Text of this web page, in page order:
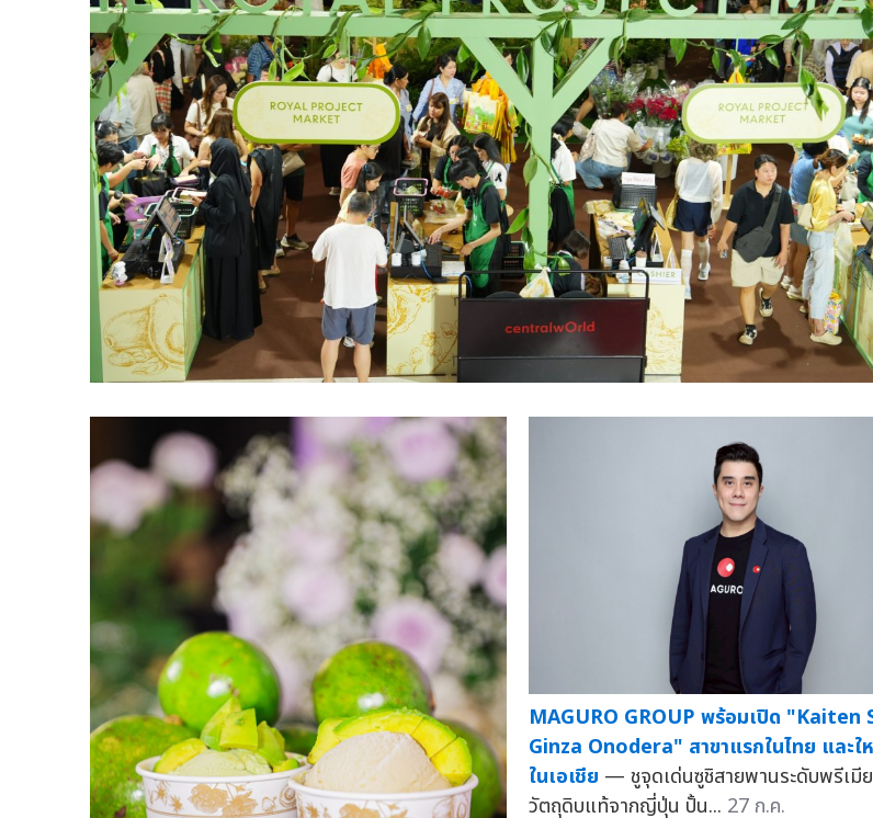
MAGURO GROUP พร้อมเปิด "Kaiten
Ginza Onodera" สาขาแรกในไทย และ
ในเอเชีย — ชูจุดเด่นซูชิสายพานระดับพรีเมี
วัตถุดิบแท้จากญี่ปุ่น ปั้น... 27 ก.ค.